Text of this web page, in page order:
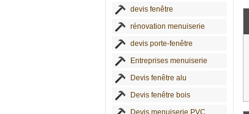
devis fenêtre
rénovation menuiserie
devis porte-fenêtre
Entreprises menuiserie
Devis fenêtre alu
Devis fenêtre bois
Devis menuiserie PVC